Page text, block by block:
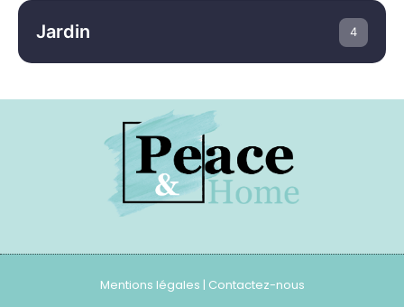
Jardin 4
Mentions légales | Contactez-nous